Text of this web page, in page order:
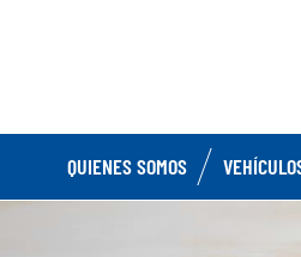
QUIENES SOMOS